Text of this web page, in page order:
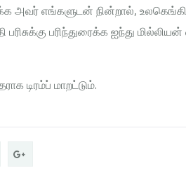
அவர் எங்களுடன் நின்றால்,
பரிந்துரைக்க ஐந்து
டிரம்ப் மாறட்டும்.